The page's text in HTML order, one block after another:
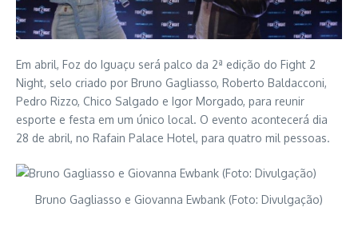
Em abril, Foz do Iguaçu será palco da 2ª edição do Fight 2
Night, selo criado por Bruno Gagliasso, Roberto Baldacconi,
Pedro Rizzo, Chico Salgado e Igor Morgado, para reunir
esporte e festa em um único local. O evento acontecerá dia
28 de abril, no Rafain Palace Hotel, para quatro mil pessoas.
Bruno Gagliasso e Giovanna Ewbank (Foto: Divulgação)